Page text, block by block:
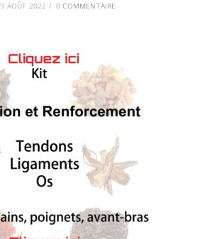
AOÛT 2022 / 0 COMMENTAIRE